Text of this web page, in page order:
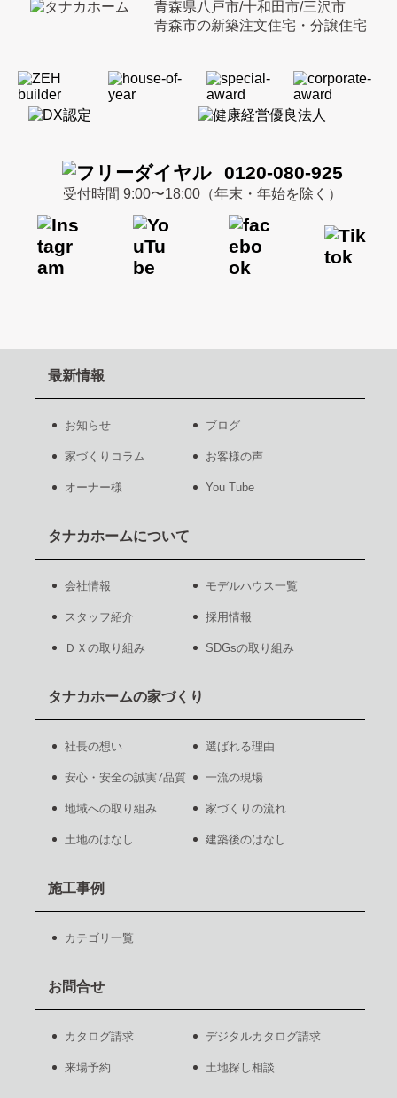
青森県八戸市/十和田市/三沢市
青森市の新築注文住宅・分譲住宅
0120-080-925
受付時間 9:00〜18:00（年末・年始を除く）
最新情報
お知らせ ブログ
家づくりコラム お客様の声
オーナー様 You Tube
タナカホームについて
会社情報 モデルハウス一覧
スタッフ紹介 採用情報
ＤＸの取り組み SDGsの取り組み
タナカホームの家づくり
社長の想い 選ばれる理由
安心・安全の誠実7品質 一流の現場
地域への取り組み 家づくりの流れ
土地のはなし 建築後のはなし
施工事例
カテゴリ一覧
お問合せ
カタログ請求 デジタルカタログ請求
来場予約 土地探し相談